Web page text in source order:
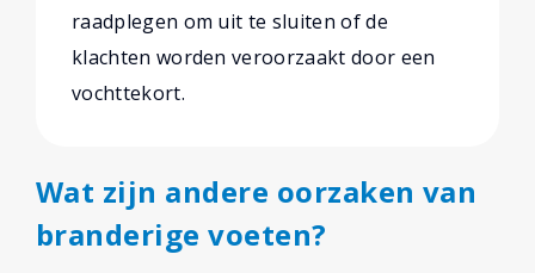
raadplegen om uit te sluiten of de
klachten worden veroorzaakt door een
vochttekort.
Wat zijn andere oorzaken van
branderige voeten?